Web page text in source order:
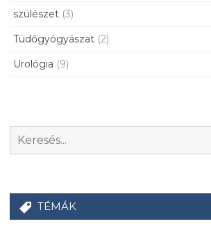
szülészet (3)
Tüdőgyógyászat (2)
Urológia (9)
TÉMÁK